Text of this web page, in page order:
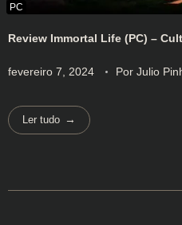
Review Immortal Life (PC) –
fevereiro 7, 2024 Por Julio
Ler tudo